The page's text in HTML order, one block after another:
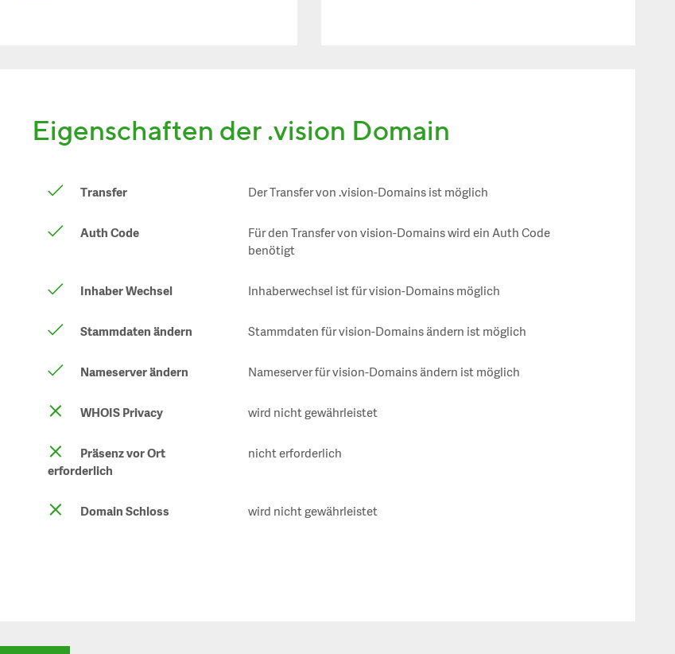
Eigenschaften der .vision Domain
Transfer Der Transfer von .vision-Domains ist möglich
Auth Code
Für den Transfer von vision-Domains wird ein Auth Code
benötigt
Inhaber Wechsel Inhaberwechsel ist für vision-Domains möglich
Stammdaten ändern Stammdaten für vision-Domains ändern ist möglich
Nameserver ändern Nameserver für vision-Domains ändern ist möglich
WHOIS Privacy wird nicht gewährleistet
Präsenz vor Ort
erforderlich
nicht erforderlich
Domain Schloss wird nicht gewährleistet